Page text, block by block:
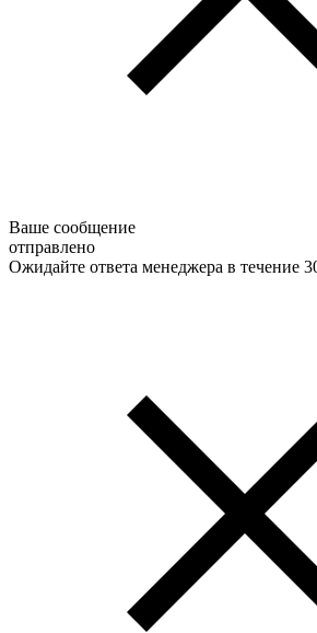
Ваше сообщение
отправлено
Ожидайте ответа менеджера в течение